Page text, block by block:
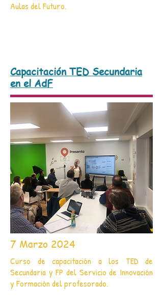
Aulas del Futuro.
Capacitación TED Secundaria
en el AdF
7 Marzo 2024
Curso de capacitación a los TED de
Secundaria y FP del Servicio de Innovación
y Formación del profesorado.